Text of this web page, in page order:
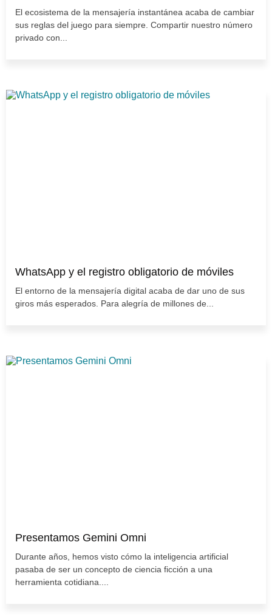
El ecosistema de la mensajería instantánea acaba de cambiar
sus reglas del juego para siempre. Compartir nuestro número
privado con...
WhatsApp y el registro obligatorio de móviles
El entorno de la mensajería digital acaba de dar uno de sus
giros más esperados. Para alegría de millones de...
Presentamos Gemini Omni
Durante años, hemos visto cómo la inteligencia artificial
pasaba de ser un concepto de ciencia ficción a una
herramienta cotidiana....